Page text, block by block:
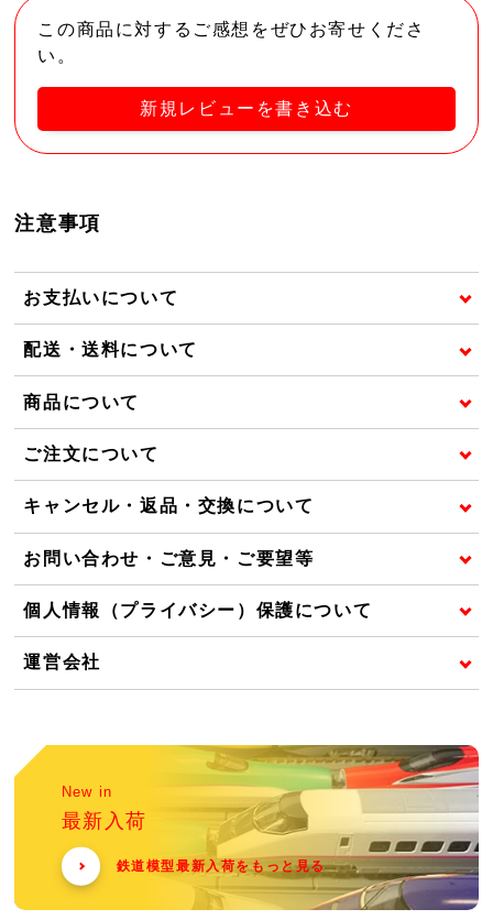
この商品に対するご感想をぜひお寄せくださ
い。
新規レビューを書き込む
注意事項
お支払いについて
配送・送料について
商品について
ご注文について
キャンセル・返品・交換について
お問い合わせ・ご意見・ご要望等
個人情報（プライバシー）保護について
運営会社
New in
最新入荷
鉄道模型最新入荷をもっと見る